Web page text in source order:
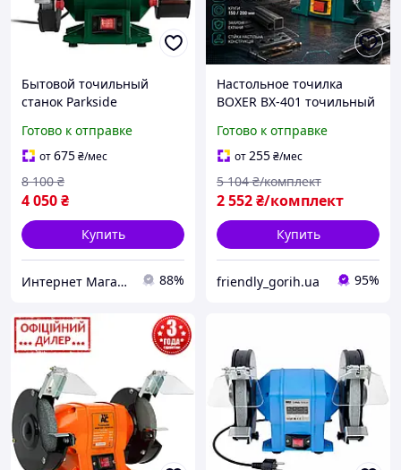
Бытовой точильный
станок Parkside
Электрическое точило,
Маленький точильный
станок, MTS
Готово к отправке
от675₴/мес
4 050₴
8 100 ₴
Купить
Интернет Магазин "StepShop" 88%
Настольное точилка
BOXER BX-401 точильный
Электрическая точилка
для заточки точилки для
сверл и ножей
Готово к отправке
от255₴/мес
2 552₴/комплект
5 104 ₴/комплект
Купить
friendly_gorih.ua 95%